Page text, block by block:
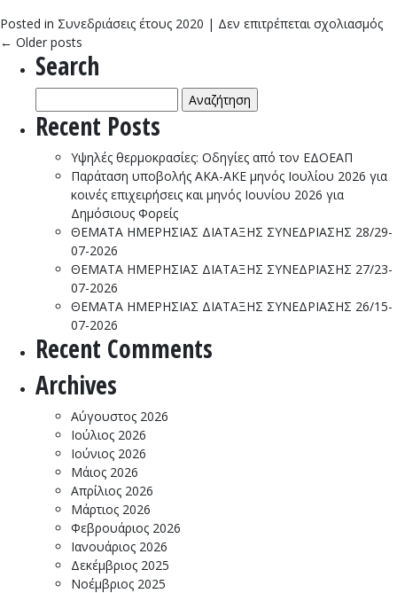
Posted in Συνεδριάσεις έτους 2020 | Δεν επιτρέπεται σχολιασμός
← Older posts
Search
για:
Recent Posts
Υψηλές θερμοκρασίες: Οδηγίες από τον ΕΔΟΕΑΠ
Παράταση υποβολής ΑΚΑ-ΑΚΕ μηνός Ιουλίου 2026 για
κοινές επιχειρήσεις και μηνός Ιουνίου 2026 για
Δημόσιους Φορείς
ΘΕΜΑΤΑ ΗΜΕΡΗΣΙΑΣ ΔΙΑΤΑΞΗΣ ΣΥΝΕΔΡΙΑΣΗΣ 28/29-
07-2026
ΘΕΜΑΤΑ ΗΜΕΡΗΣΙΑΣ ΔΙΑΤΑΞΗΣ ΣΥΝΕΔΡΙΑΣΗΣ 27/23-
07-2026
ΘΕΜΑΤΑ ΗΜΕΡΗΣΙΑΣ ΔΙΑΤΑΞΗΣ ΣΥΝΕΔΡΙΑΣΗΣ 26/15-
07-2026
Recent Comments
Archives
Αύγουστος 2026
Ιούλιος 2026
Ιούνιος 2026
Μάιος 2026
Απρίλιος 2026
Μάρτιος 2026
Φεβρουάριος 2026
Ιανουάριος 2026
Δεκέμβριος 2025
Νοέμβριος 2025